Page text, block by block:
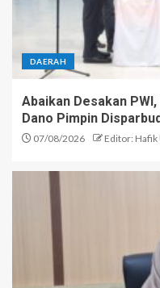
DAERAH
Abaikan Desakan
Dano Pimpin
07/08/2026 Editor: